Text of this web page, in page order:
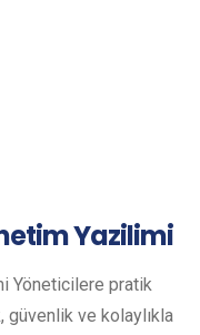
Yazilimi
Yöneticilere pratik
güvenlik ve kolaylıkla